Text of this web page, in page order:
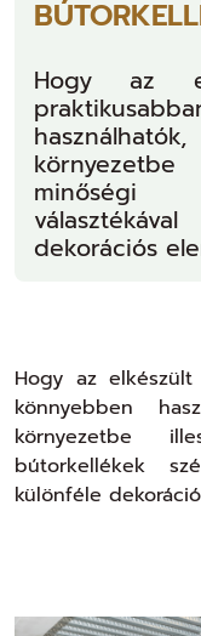
Hogy az
minőségi
dekorációs
Hogy az
könnyebben
környezetbe
bútorkellékek
különféle